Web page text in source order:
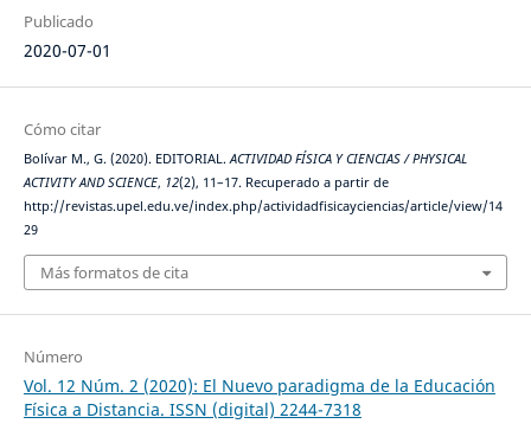
Publicado
2020-07-01
Cómo citar
Bolívar M., G. (2020). EDITORIAL.ACTIVIDAD FÍSICA Y CIENCIAS / PHYSICAL
ACTIVITY AND SCIENCE, 12(2), 11–17. Recuperado a partir de
http://revistas.upel.edu.ve/index.php/actividadfisicayciencias/article/view/14
29
Más formatos de cita
Número
Vol. 12 Núm. 2 (2020): El Nuevo paradigma de la Educación
Física a Distancia. ISSN (digital) 2244-7318